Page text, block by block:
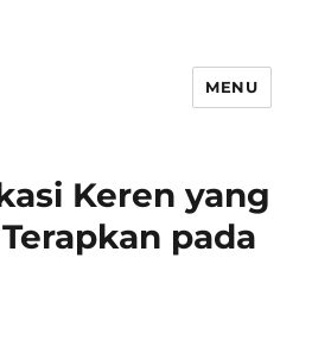
MENU
Keren yang
pada